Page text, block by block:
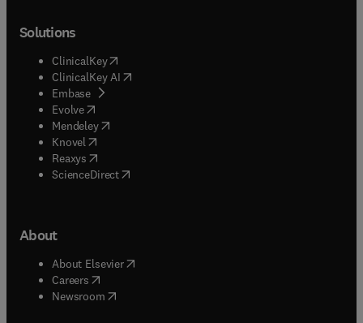
Solutions
ClinicalKey(opens in new tab/window
ClinicalKey AI opens in new tab/window
Embase( opens in new tab/window
Evolve(opens in new tab/window
Mendeley( opens in new tab/window
Knovel (opens in new tab/window
Reaxys (opens in new tab/window
ScienceDirect(opens in new tab/window
About
About Elsevier( opens in new tab/window
Careers opens in new tab/window
Newsroom( opens in new tab/window